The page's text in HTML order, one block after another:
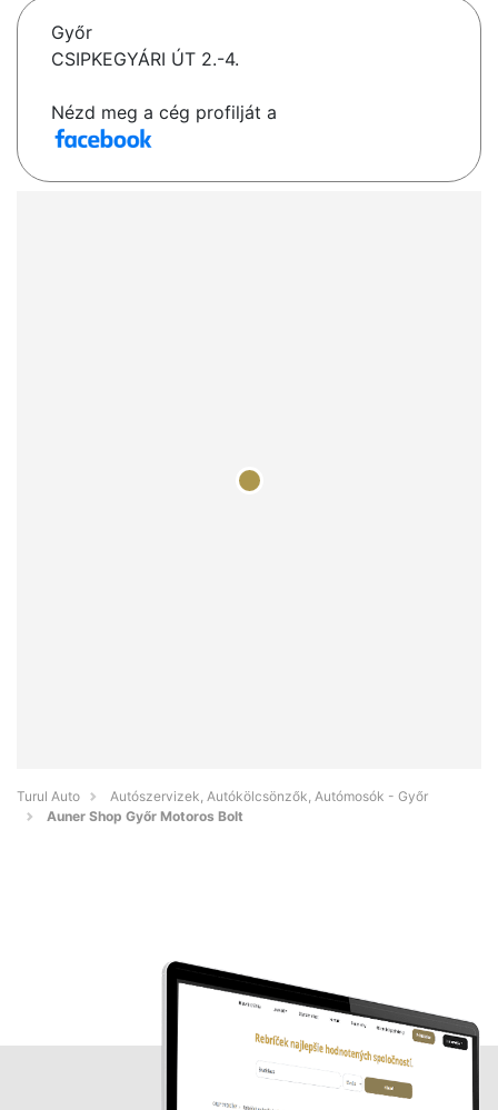
Győr
CSIPKEGYÁRI ÚT 2.-4.
Nézd meg a cég profilját a
Turul Auto
Autószervizek, Autókölcsönzők, Autómosók - Győr
Auner Shop Győr Motoros Bolt